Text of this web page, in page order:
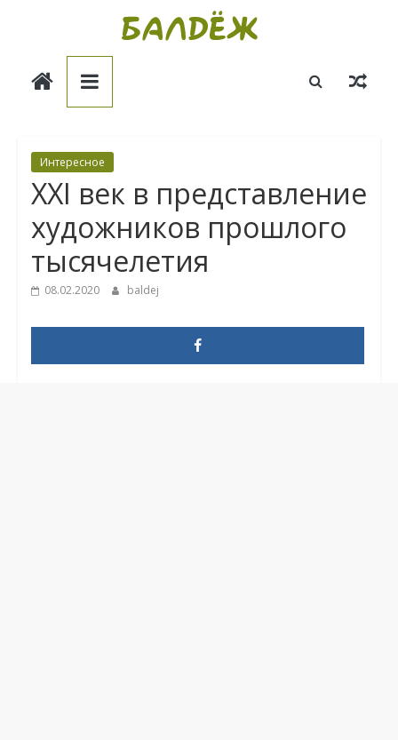
Балдёж
Интересное
XXI век в представление
художников прошлого
тысячелетия
08.02.2020 baldej